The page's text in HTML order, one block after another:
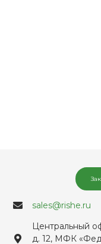
sales@rishe.ru
Центральный
д. 12, МФК